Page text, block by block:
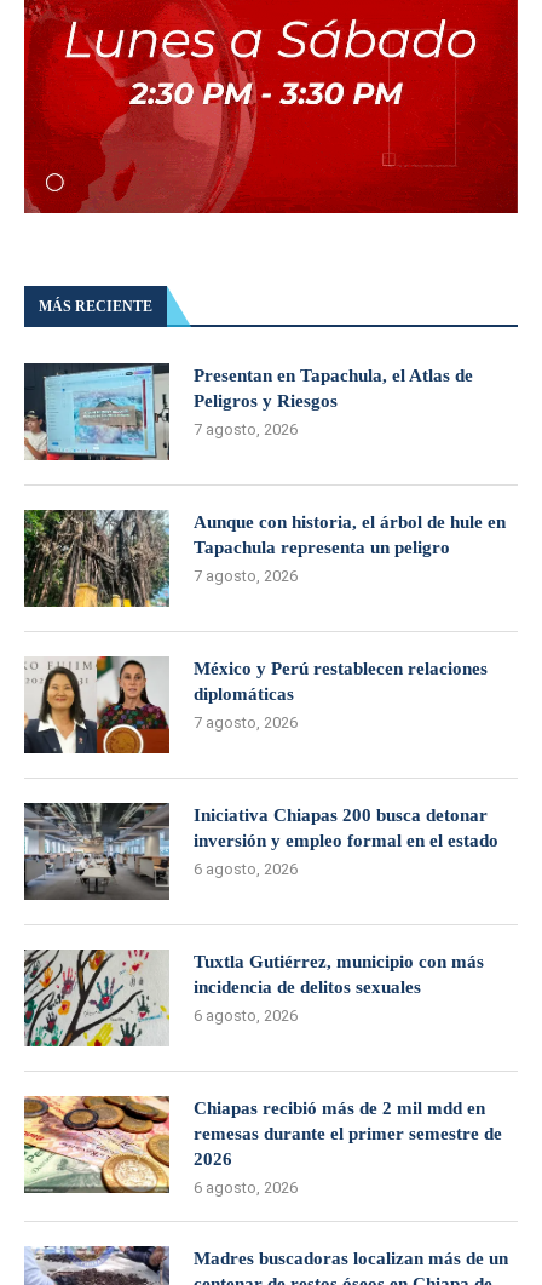
MÁS RECIENTE
Presentan en Tapachula, el Atlas de
Peligros y Riesgos
7 agosto, 2026
Aunque con historia, el árbol de hule en
Tapachula representa un peligro
7 agosto, 2026
México y Perú restablecen relaciones
diplomáticas
7 agosto, 2026
Iniciativa Chiapas 200 busca detonar
inversión y empleo formal en el estado
6 agosto, 2026
Tuxtla Gutiérrez, municipio con más
incidencia de delitos sexuales
6 agosto, 2026
Chiapas recibió más de 2 mil mdd en
remesas durante el primer semestre de
2026
6 agosto, 2026
Madres buscadoras localizan más de un